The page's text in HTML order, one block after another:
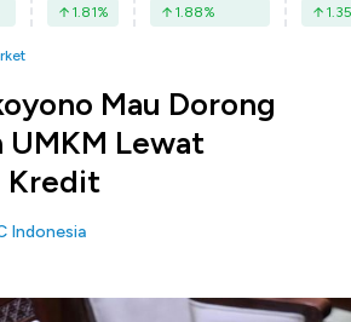
1.81% 1.88% 1.35
Mau Dorong
UMKM Lewat
Kredit
Indonesia